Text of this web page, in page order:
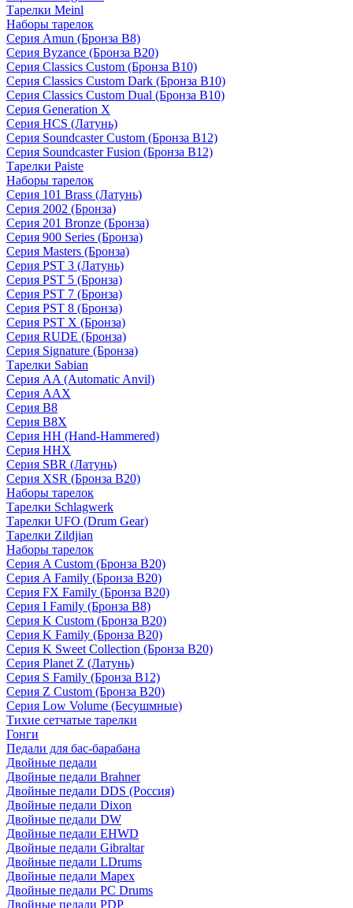
Тарелки Meinl
Наборы тарелок
Серия Amun (Бронза B8)
Серия Byzance (Бронза B20)
Серия Classics Custom (Бронза B10)
Серия Classics Custom Dark (Бронза B10)
Серия Classics Custom Dual (Бронза B10)
Серия Generation X
Серия HCS (Латунь)
Серия Soundcaster Custom (Бронза B12)
Серия Soundcaster Fusion (Бронза B12)
Тарелки Paiste
Наборы тарелок
Серия 101 Brass (Латунь)
Серия 2002 (Бронза)
Серия 201 Bronze (Бронза)
Серия 900 Series (Бронза)
Серия Masters (Бронза)
Серия PST 3 (Латунь)
Серия PST 5 (Бронза)
Серия PST 7 (Бронза)
Серия PST 8 (Бронза)
Серия PST X (Бронза)
Серия RUDE (Бронза)
Серия Signature (Бронза)
Тарелки Sabian
Серия AA (Automatic Anvil)
Серия AAX
Серия B8
Серия B8X
Серия HH (Hand-Hammered)
Серия HHX
Серия SBR (Латунь)
Серия XSR (Бронза B20)
Наборы тарелок
Тарелки Schlagwerk
Тарелки UFO (Drum Gear)
Тарелки Zildjian
Наборы тарелок
Серия A Custom (Бронза B20)
Серия A Family (Бронза B20)
Серия FX Family (Бронза B20)
Серия I Family (Бронза B8)
Серия K Custom (Бронза B20)
Серия K Family (Бронза B20)
Серия K Sweet Collection (Бронза B20)
Серия Planet Z (Латунь)
Серия S Family (Бронза B12)
Серия Z Custom (Бронза B20)
Серия Low Volume (Бесушмные)
Тихие сетчатые тарелки
Гонги
Педали для бас-барабана
Двойные педали
Двойные педали Brahner
Двойные педали DDS (Россия)
Двойные педали Dixon
Двойные педали DW
Двойные педали EHWD
Двойные педали Gibraltar
Двойные педали LDrums
Двойные педали Mapex
Двойные педали PC Drums
Двойные педали PDP